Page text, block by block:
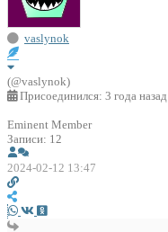
vaslynok
(@vaslynok)
Присоединился: 3 года назад
Eminent Member
Записи: 12
2024-02-12 13:47